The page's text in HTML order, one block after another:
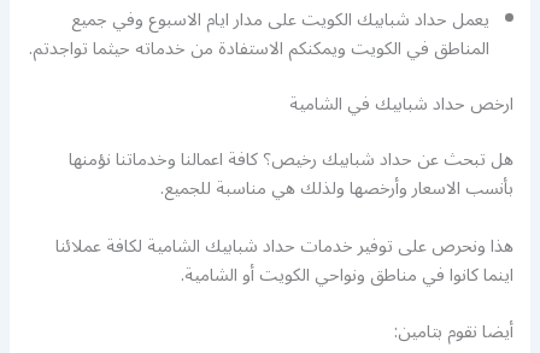
يعمل حداد شبابيك الكويت على مدار ايام الاسبوع وفي جميع
المناطق في الكويت ويمكنكم الاستفادة من خدماته حيثما تواجدتم.
ارخص حداد شبابيك في الشامية
هل تبحث عن حداد شبابيك رخيص؟ كافة اعمالنا وخدماتنا نؤمنها
بأنسب الاسعار وأرخصها ولذلك هي مناسبة للجميع.
هذا ونحرص على توفير خدمات حداد شبابيك الشامية لكافة عملائنا
اينما كانوا في مناطق ونواحي الكويت أو الشامية.
أيضا نقوم بتامين: